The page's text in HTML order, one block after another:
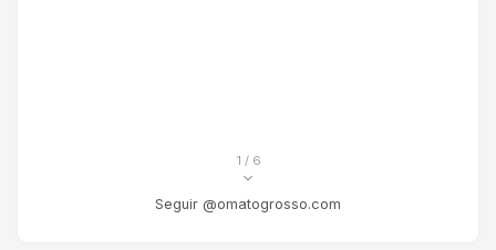
1 / 6
Seguir @omatogrosso.com